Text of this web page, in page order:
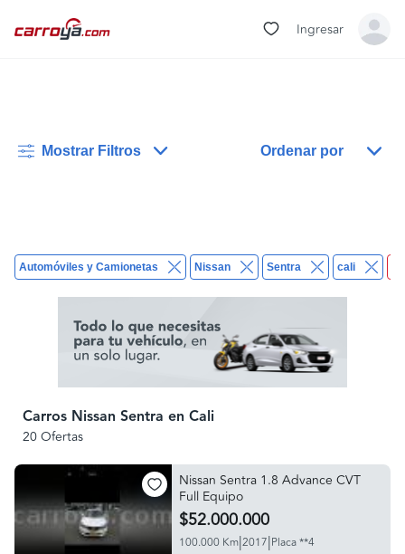
Ingresar
Mostrar Filtros Ordenar por
Automóviles y Camionetas Nissan Sentra cali
Carros Nissan Sentra en Cali
20 Ofertas
Nissan Sentra 1.8 Advance CVT
Full Equipo
$52.000.000
100.000 Km|2017|Placa **4